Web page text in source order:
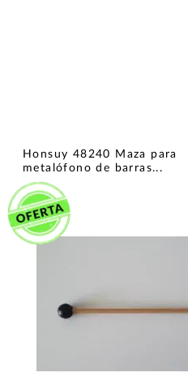
Añadir a wishlist
Honsuy 48240 Maza para
metalófono de barras...